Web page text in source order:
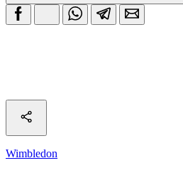
Wimbledon